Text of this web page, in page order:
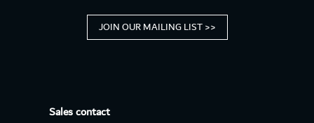
JOIN OUR MAILING LIST >>
Sales contact